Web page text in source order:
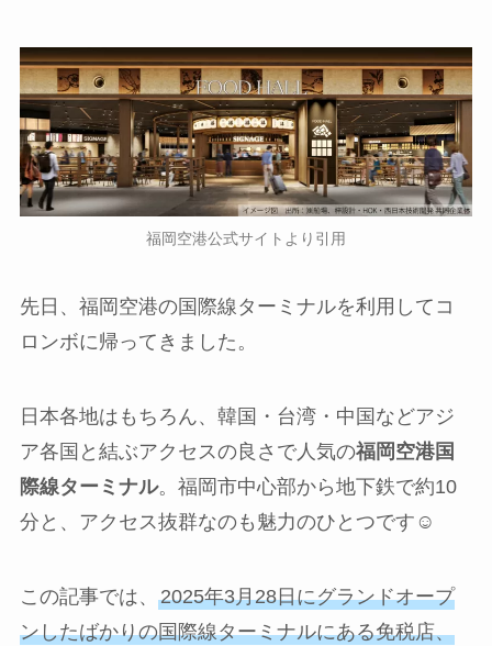
福岡空港公式サイトより引用
先日、福岡空港の国際線ターミナルを利用してコ
ロンボに帰ってきました。
日本各地はもちろん、韓国・台湾・中国などアジ
ア各国と結ぶアクセスの良さで人気の福岡空港国
際線ターミナル。福岡市中心部から地下鉄で約10
分と、アクセス抜群なのも魅力のひとつです☺️
この記事では、 2025年3月28日にグランドオープ
ンしたばかりの国際線ターミナルにある免税店、